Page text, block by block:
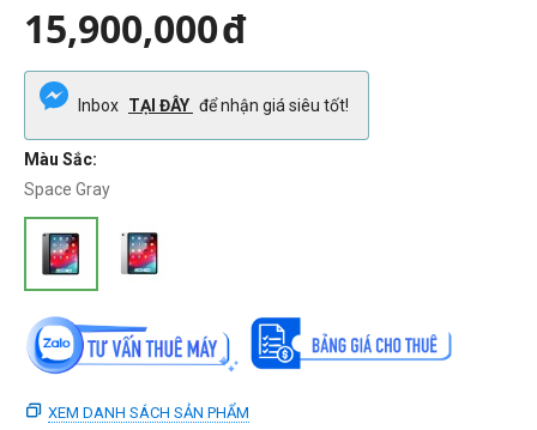
15,900,000đ
Inbox TẠI ĐÂY để nhận giá siêu tốt!
Màu Sắc:
Space Gray
XEM DANH SÁCH SẢN PHẨM